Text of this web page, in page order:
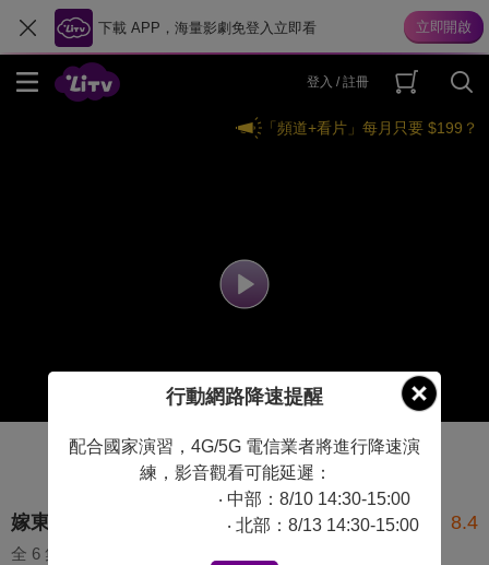
下載 APP，海量影劇免登入立即看
登入 / 註冊
「頻道+看片」每月只要 $199？
嫁東宮(30分鐘版) 8.4
全 6 集
行動網路降速提醒
配合國家演習，4G/5G 電信業者將進行降速演
練，影音觀看可能延遲：
‧ 中部：8/10 14:30-15:00
‧ 北部：8/13 14:30-15:00